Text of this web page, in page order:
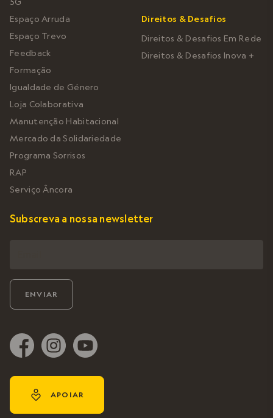
Espaço Arruda
Espaço Trevo
Feedback
Formação
Igualdade de Género
Loja Colaborativa
Manutenção Habitacional
Mercado da Solidariedade
Programa Sorrisos
RAP
Serviço Âncora
Direitos & Desafios
Direitos & Desafios Em Rede
Direitos & Desafios Inova +
Subscreva a nossa newsletter
y APOIAR